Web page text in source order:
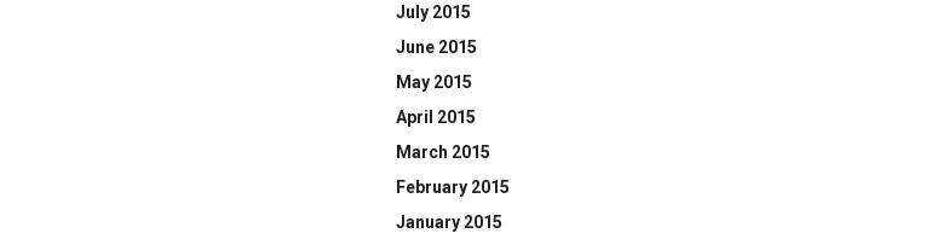
July 2015
June 2015
May 2015
April 2015
March 2015
February 2015
January 2015